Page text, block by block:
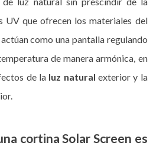
UV que ofrecen los materiales del
como una pantalla regulando
de manera armónica, en
de la luz natural exterior y la
cortina Solar Screen es